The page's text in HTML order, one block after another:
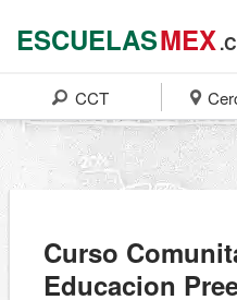
ESCUELASMEX
CCT
Curso
Educacion